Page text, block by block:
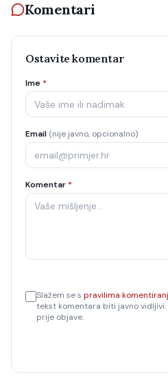
Komentari
Ostavite komentar
Ime *
Email (nije javno, opcionalno)
Komentar *
Slažem se s pravilima
tekst komentara biti javno
prije objave.